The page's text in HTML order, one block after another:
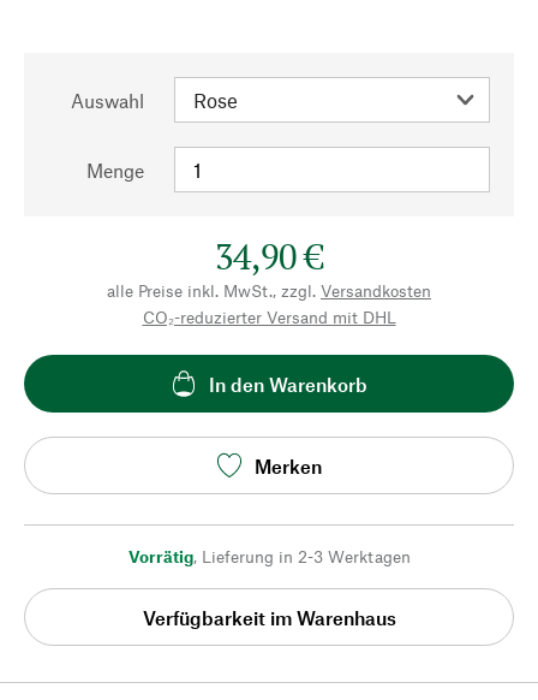
Auswahl
Menge
34,90 €
alle Preise inkl. MwSt., zzgl. Versandkosten
CO₂-reduzierter Versand mit DHL
In den Warenkorb
Merken
Vorrätig, Lieferung in 2-3 Werktagen
Verfügbarkeit im Warenhaus